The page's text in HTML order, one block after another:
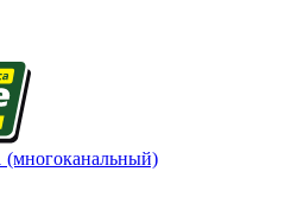
(многоканальный)